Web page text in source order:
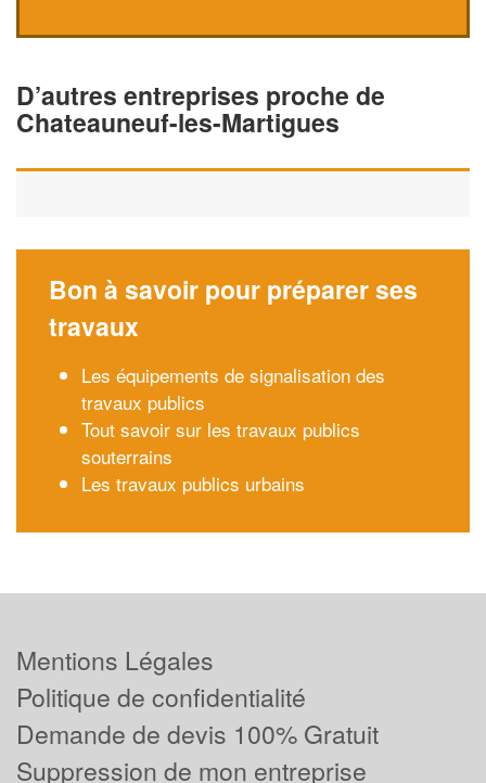
D’autres entreprises proche de
Chateauneuf-les-Martigues
Bon à savoir pour préparer ses
travaux
Les équipements de signalisation des
travaux publics
Tout savoir sur les travaux publics
souterrains
Les travaux publics urbains
Mentions Légales
Politique de confidentialité
Demande de devis 100% Gratuit
Suppression de mon entreprise